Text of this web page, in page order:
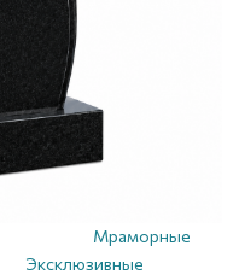
Мраморные
Эксклюзивные